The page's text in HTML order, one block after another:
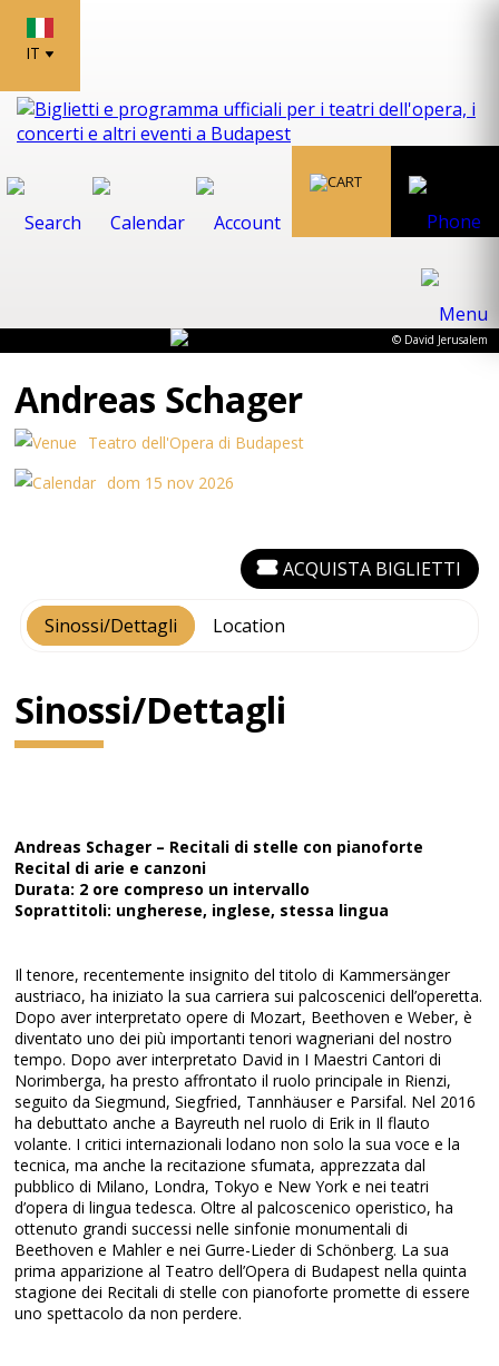
IT
© David Jerusalem
Andreas Schager
Teatro dell'Opera di Budapest
dom 15 nov 2026
Sinossi/Dettagli Location
ACQUISTA BIGLIETTI
Sinossi/Dettagli
Andreas Schager – Recitali di stelle con pianoforte
Recital di arie e canzoni
Durata: 2 ore compreso un intervallo
Soprattitoli: ungherese, inglese, stessa lingua
Il tenore, recentemente insignito del titolo di Kammersänger
austriaco, ha iniziato la sua carriera sui palcoscenici dell’operetta.
Dopo aver interpretato opere di Mozart, Beethoven e Weber, è
diventato uno dei più importanti tenori wagneriani del nostro
tempo. Dopo aver interpretato David in I Maestri Cantori di
Norimberga, ha presto affrontato il ruolo principale in Rienzi,
seguito da Siegmund, Siegfried, Tannhäuser e Parsifal. Nel 2016
ha debuttato anche a Bayreuth nel ruolo di Erik in Il flauto
volante. I critici internazionali lodano non solo la sua voce e la
tecnica, ma anche la recitazione sfumata, apprezzata dal
pubblico di Milano, Londra, Tokyo e New York e nei teatri
d’opera di lingua tedesca. Oltre al palcoscenico operistico, ha
ottenuto grandi successi nelle sinfonie monumentali di
Beethoven e Mahler e nei Gurre-Lieder di Schönberg. La sua
prima apparizione al Teatro dell’Opera di Budapest nella quinta
stagione dei Recitali di stelle con pianoforte promette di essere
uno spettacolo da non perdere.